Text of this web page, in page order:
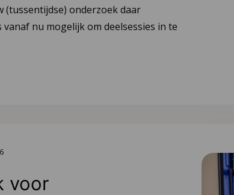
(tussentijdse) onderzoek daar
nu mogelijk om deelsessies in te
voor